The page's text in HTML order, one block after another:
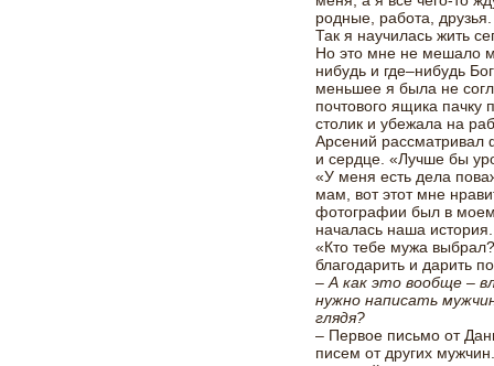
родные, работа,
Так я научилась жить
Но это мне не мешало
нибудь и где–нибудь
меньшее я была не
почтового ящика
столик и убежала на
Арсений рассматривал
и сердце. «Лучше бы
«У меня есть дела
мам, вот этот мне
фотографии был в моем
началась наша
«Кто тебе мужа
благодарить и дарить
– А как это вообще –
нужно написать
глядя?
– Первое письмо от
писем от других